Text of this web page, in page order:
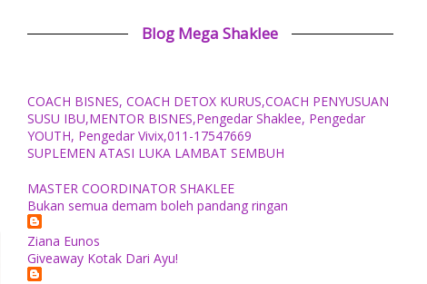
Blog Mega Shaklee
COACH BISNES, COACH DETOX KURUS,COACH PENYUSUAN
SUSU IBU,MENTOR BISNES,Pengedar Shaklee, Pengedar
YOUTH, Pengedar Vivix,011-17547669
SUPLEMEN ATASI LUKA LAMBAT SEMBUH
MASTER COORDINATOR SHAKLEE
Bukan semua demam boleh pandang ringan
Ziana Eunos
Giveaway Kotak Dari Ayu!